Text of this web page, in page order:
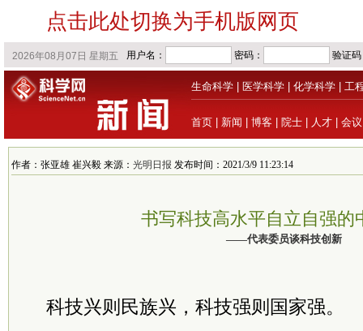
点击此处切换为手机版网页
生命科学 医学科学 化学科学 工
首页 新闻 博客 院士 人才 会议
作者：张亚雄 崔兴毅 来源： 光明日报 发布时间：2021/3/9 11:23:14
书写科技高水平自立自强的
——代表委员谈科技创新
科技兴则民族兴，科技强则国家强。